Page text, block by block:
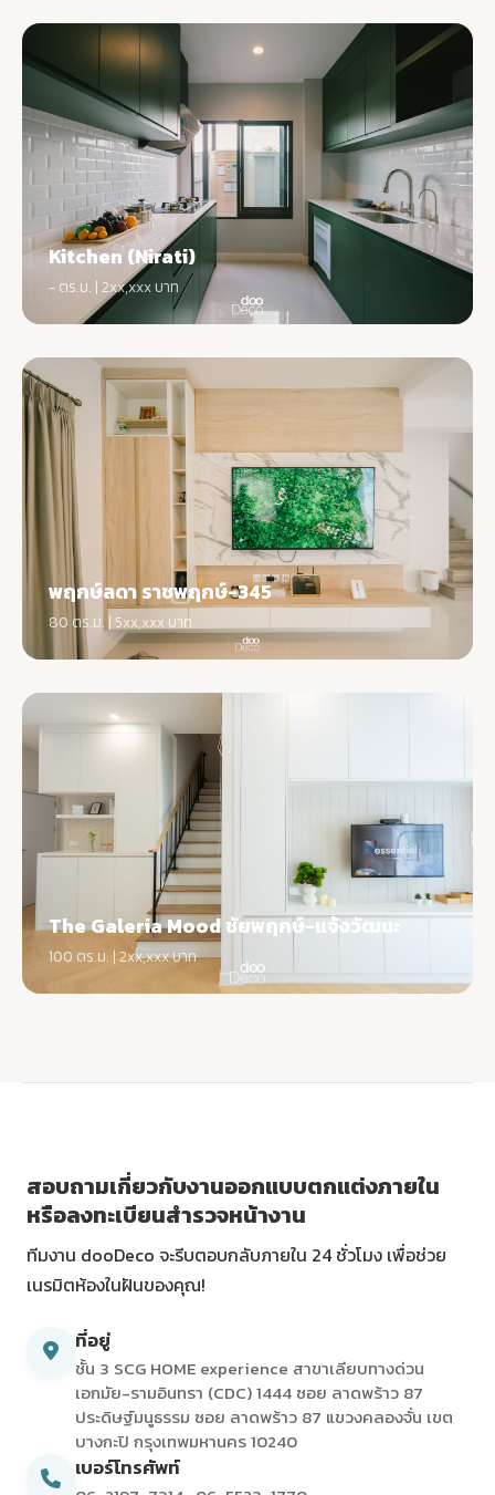
Kitchen (Nirati)
- ตร.ม. | 2xx,xxx บาท
พฤกษ์ลดา ราชพฤกษ์-345
80 ตร.ม. | 5xx,xxx บาท
The Galeria Mood ชัยพฤกษ์-แจ้งวัฒนะ
100 ตร.ม. | 2xx,xxx บาท
สอบถามเกี่ยวกับงานออกแบบตกแต่งภายใน
หรือลงทะเบียนสำรวจหน้างาน
ทีมงาน dooDeco จะรีบตอบกลับภายใน 24 ชั่วโมง เพื่อช่วย
เนรมิตห้องในฝันของคุณ!
ที่อยู่
ชั้น 3 SCG HOME experience สาขาเลียบทางด่วน
เอกมัย-รามอินทรา (CDC) 1444 ซอย ลาดพร้าว 87
ประดิษฐ์มนูธรรม ซอย ลาดพร้าว 87 แขวงคลองจั่น เขต
บางกะปิ กรุงเทพมหานคร 10240
เบอร์โทรศัพท์